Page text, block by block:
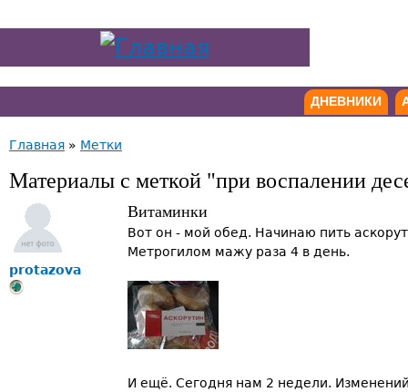
ДНЕВНИКИ
Главная » Метки
Материалы с меткой "при воспалении
protazova
Витаминки
Вот он - мой обед. Начинаю пить
Метрогилом мажу раза 4 в день.
И ещё. Сегодня нам 2 недели.